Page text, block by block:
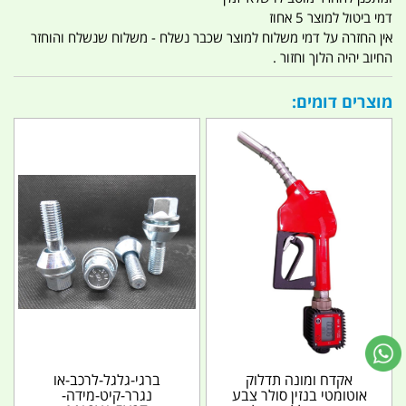
דמי ביטול למוצר 5 אחוז
אין החזרה על דמי משלוח למוצר שכבר נשלח - משלוח שנשלח והוחזר
החיוב יהיה הלוך וחזור .
מוצרים דומים:
אקדח ומונה תדלוק
אוטומטי בנזין סולר צבע
ברגי-גלגל-לרכב-או
נגרר-קיט-מידה-